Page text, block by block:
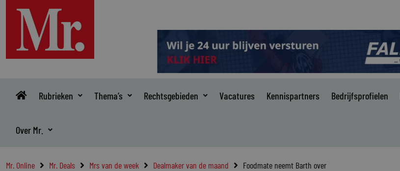
inhoud
Rubrieken Thema’s Rechtsgebieden Vacatures Kennispartners Bedrijfsprofielen
Over Mr.
Mr. Online Mr. Deals Mrs van de week Dealmaker van de maand Foodmate neemt Barth over